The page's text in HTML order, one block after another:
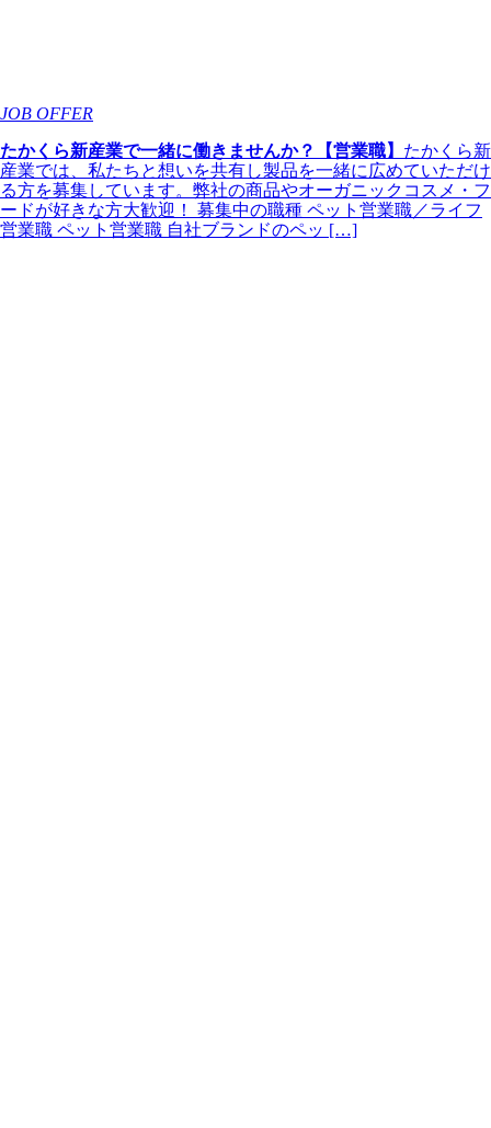
JOB OFFER
たかくら新産業で一緒に働きませんか？【営業職】 たかくら新
産業では、私たちと想いを共有し製品を一緒に広めていただけ
る方を募集しています。弊社の商品やオーガニックコスメ・フ
ードが好きな方大歓迎！ 募集中の職種 ペット営業職／ライフ
営業職 ペット営業職 自社ブランドのペッ […]